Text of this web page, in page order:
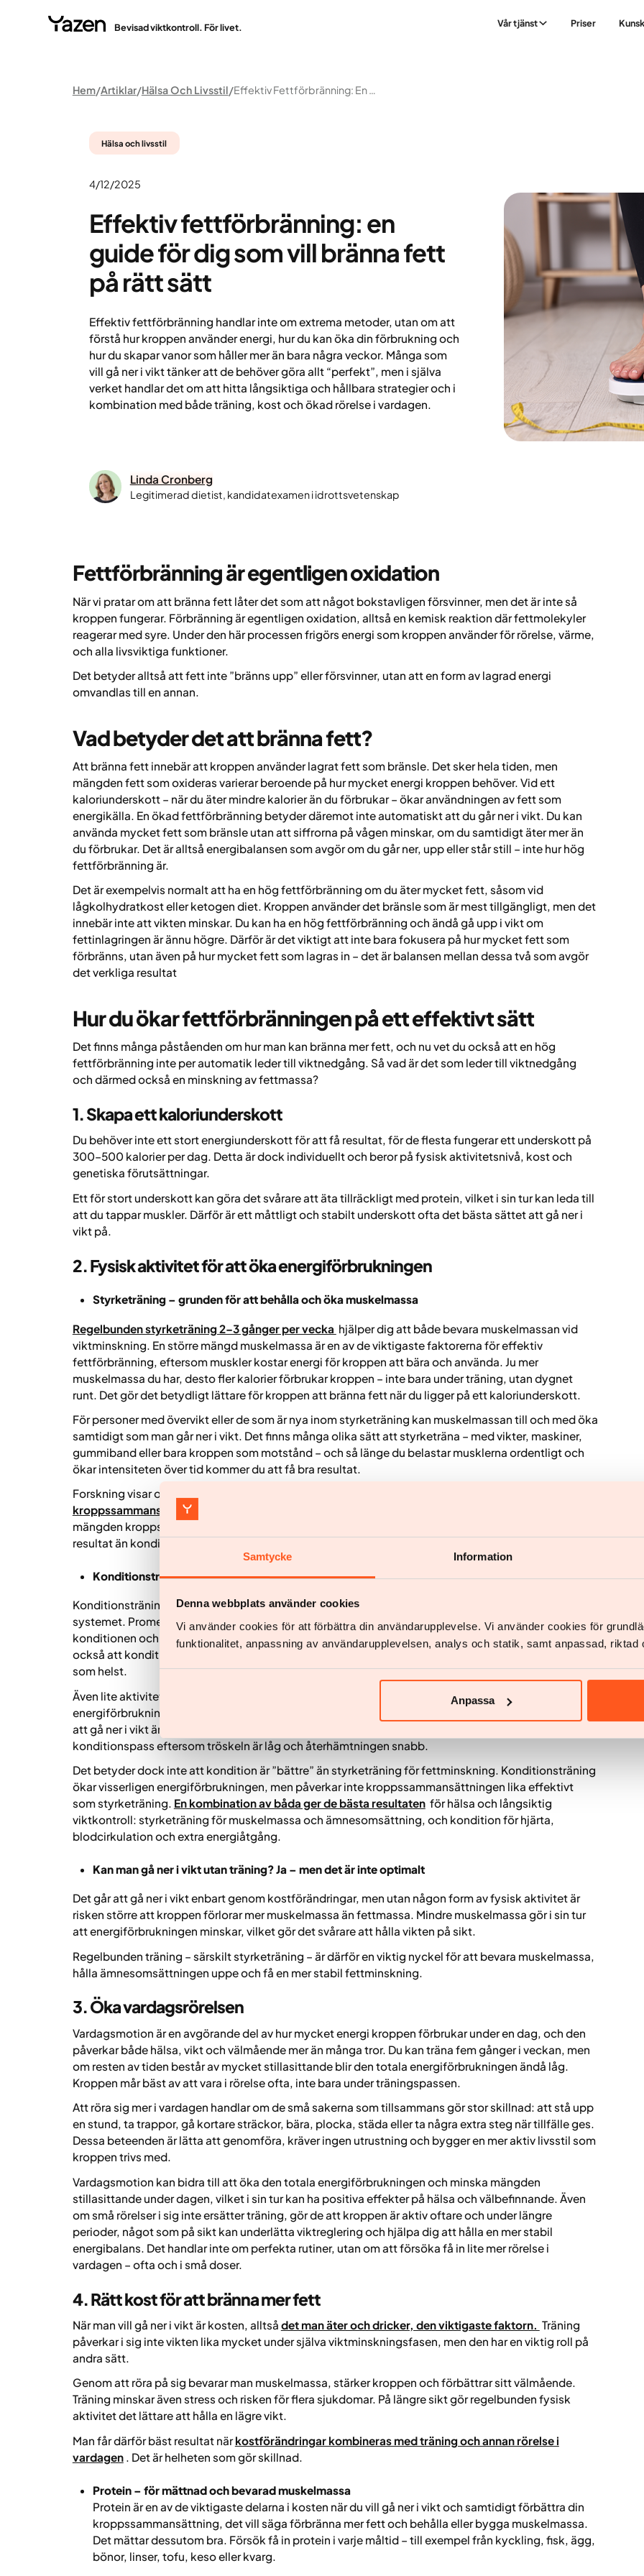
Samtycke Information
Denna webbplats använder cookies
Vi använder cookies för att förbättra din användarupplevelse. Vi använder cookies för
funktionalitet, anpassning av användarupplevelsen, analys och statik, samt anpassad, riktad
Anpassa
Bevisad viktkontroll. För livet. Vår tjänst Priser
Hem Artiklar Hälsa Och Livsstil Effektiv Fettförbränning: En Guide För Dig Som Vill Bränna Fett På Rätt Sätt
Hälsa och livsstil
4/12/2025
Effektiv fettförbränning: en
guide för dig som vill bränna fett
på rätt sätt
Effektiv fettförbränning handlar inte om extrema metoder, utan om att
förstå hur kroppen använder energi, hur du kan öka din förbrukning och
hur du skapar vanor som håller mer än bara några veckor. Många som
vill gå ner i vikt tänker att de behöver göra allt “perfekt”, men i själva
verket handlar det om att hitta långsiktiga och hållbara strategier och i
kombination med både träning, kost och ökad rörelse i vardagen.
Linda Cronberg
Legitimerad dietist, kandidatexamen i idrottsvetenskap
Fettförbränning är egentligen oxidation
När vi pratar om att bränna fett låter det som att något bokstavligen försvinner, men det är inte så
kroppen fungerar. Förbränning är egentligen oxidation, alltså en kemisk reaktion där fettmolekyler
reagerar med syre. Under den här processen frigörs energi som kroppen använder för rörelse, värme,
och alla livsviktiga funktioner.
Det betyder alltså att fett inte ”bränns upp” eller försvinner, utan att en form av lagrad energi
omvandlas till en annan.
Vad betyder det att bränna fett?
Att bränna fett innebär att kroppen använder lagrat fett som bränsle. Det sker hela tiden, men
mängden fett som oxideras varierar beroende på hur mycket energi kroppen behöver. Vid ett
kaloriunderskott – när du äter mindre kalorier än du förbrukar – ökar användningen av fett som
energikälla. En ökad fettförbränning betyder däremot inte automatiskt att du går ner i vikt. Du kan
använda mycket fett som bränsle utan att siffrorna på vågen minskar, om du samtidigt äter mer än
du förbrukar. Det är alltså energibalansen som avgör om du går ner, upp eller står still – inte hur hög
fettförbränning är.
Det är exempelvis normalt att ha en hög fettförbränning om du äter mycket fett, såsom vid
lågkolhydratkost eller ketogen diet. Kroppen använder det bränsle som är mest tillgängligt, men det
innebär inte att vikten minskar. Du kan ha en hög fettförbränning och ändå gå upp i vikt om
fettinlagringen är ännu högre. Därför är det viktigt att inte bara fokusera på hur mycket fett som
förbränns, utan även på hur mycket fett som lagras in – det är balansen mellan dessa två som avgör
det verkliga resultat
Hur du ökar fettförbränningen på ett effektivt sätt
Det finns många påståenden om hur man kan bränna mer fett, och nu vet du också att en hög
fettförbränning inte per automatik leder till viktnedgång. Så vad är det som leder till viktnedgång
och därmed också en minskning av fettmassa?
1. Skapa ett kaloriunderskott
Du behöver inte ett stort energiunderskott för att få resultat, för de flesta fungerar ett underskott på
300–500 kalorier per dag. Detta är dock individuellt och beror på fysisk aktivitetsnivå, kost och
genetiska förutsättningar.
Ett för stort underskott kan göra det svårare att äta tillräckligt med protein, vilket i sin tur kan leda till
att du tappar muskler. Därför är ett måttligt och stabilt underskott ofta det bästa sättet att gå ner i
vikt på.
2. Fysisk aktivitet för att öka energiförbrukningen
Styrketräning – grunden för att behålla och öka muskelmassa
Regelbunden styrketräning 2–3 gånger per vecka hjälper dig att både bevara muskelmassan vid
viktminskning. En större mängd muskelmassa är en av de viktigaste faktorerna för effektiv
fettförbränning, eftersom muskler kostar energi för kroppen att bära och använda. Ju mer
muskelmassa du har, desto fler kalorier förbrukar kroppen – inte bara under träning, utan dygnet
runt. Det gör det betydligt lättare för kroppen att bränna fett när du ligger på ett kaloriunderskott.
För personer med övervikt eller de som är nya inom styrketräning kan muskelmassan till och med öka
samtidigt som man går ner i vikt. Det finns många olika sätt att styrketräna – med vikter, maskiner,
gummiband eller bara kroppen som motstånd – och så länge du belastar musklerna ordentligt och
ökar intensiteten över tid kommer du att få bra resultat.
Forskning visar också att
kroppssammansättningen.
mängden kroppsfett samtidigt som muskelmassan bevaras eller ökar, vilket ger bättre långsiktiga
resultat än konditionsträning ensam.
Konditionsträning – extra energi­förbrukning
Konditionsträning är ett bra komplement till styrketräning och viktigt för det kardiovaskulära
systemet. Promenader, cykling, löpning eller snabb gång ökar energiförbrukningen, förbättrar
konditionen och ger extra kaloriförbränning som på sikt stöttar viktminskningen. Många tycker
också att konditionsträning är smidigt eftersom den är lätt att anpassa och kan göras nästan var
som helst.
Även lite aktivitet är bättre än inget. Korta pass under dagen kan göra stor skillnad för
energiförbrukningen, stressnivåerna och hur lätt du håller fast vid din kost. Den bästa träningen för
att gå ner i vikt är den som faktiskt blir av – och här vinner ofta promenader, cykling eller lättare
konditionspass eftersom tröskeln är låg och återhämtningen snabb.
Det betyder dock inte att kondition är ”bättre” än styrketräning för fettminskning. Konditionsträning
ökar visserligen energiförbrukningen, men påverkar inte kroppssammansättningen lika effektivt
som styrketräning. En kombination av båda ger de bästa resultaten för hälsa och långsiktig
viktkontroll: styrketräning för muskelmassa och ämnesomsättning, och kondition för hjärta,
blodcirkulation och extra energiåtgång.
Kan man gå ner i vikt utan träning? Ja – men det är inte optimalt
Det går att gå ner i vikt enbart genom kostförändringar, men utan någon form av fysisk aktivitet är
risken större att kroppen förlorar mer muskelmassa än fettmassa. Mindre muskelmassa gör i sin tur
att energiförbrukningen minskar, vilket gör det svårare att hålla vikten på sikt.
Regelbunden träning – särskilt styrketräning – är därför en viktig nyckel för att bevara muskelmassa,
hålla ämnesomsättningen uppe och få en mer stabil fettminskning.
3. Öka vardagsrörelsen
Vardagsmotion är en avgörande del av hur mycket energi kroppen förbrukar under en dag, och den
påverkar både hälsa, vikt och välmående mer än många tror. Du kan träna fem gånger i veckan, men
om resten av tiden består av mycket stillasittande blir den totala energiförbrukningen ändå låg.
Kroppen mår bäst av att vara i rörelse ofta, inte bara under träningspassen.
Att röra sig mer i vardagen handlar om de små sakerna som tillsammans gör stor skillnad: att stå upp
en stund, ta trappor, gå kortare sträckor, bära, plocka, städa eller ta några extra steg när tillfälle ges.
Dessa beteenden är lätta att genomföra, kräver ingen utrustning och bygger en mer aktiv livsstil som
kroppen trivs med.
Vardagsmotion kan bidra till att öka den totala energiförbrukningen och minska mängden
stillasittande under dagen, vilket i sin tur kan ha positiva effekter på hälsa och välbefinnande. Även
om små rörelser i sig inte ersätter träning, gör de att kroppen är aktiv oftare och under längre
perioder, något som på sikt kan underlätta viktreglering och hjälpa dig att hålla en mer stabil
energibalans. Det handlar inte om perfekta rutiner, utan om att försöka få in lite mer rörelse i
vardagen – ofta och i små doser.
4. Rätt kost för att bränna mer fett
När man vill gå ner i vikt är kosten, alltså det man äter och dricker, den viktigaste faktorn. Träning
påverkar i sig inte vikten lika mycket under själva viktminskningsfasen, men den har en viktig roll på
andra sätt.
Genom att röra på sig bevarar man muskelmassa, stärker kroppen och förbättrar sitt välmående.
Träning minskar även stress och risken för flera sjukdomar. På längre sikt gör regelbunden fysisk
aktivitet det lättare att hålla en lägre vikt.
Man får därför bäst resultat närkostförändringar kombineras med träning och annan rörelse i
vardagen . Det är helheten som gör skillnad.
Protein – för mättnad och bevarad muskelmassa
Protein är en av de viktigaste delarna i kosten när du vill gå ner i vikt och samtidigt förbättra din
kroppssammansättning, det vill säga förbränna mer fett och behålla eller bygga muskelmassa.
Det mättar dessutom bra. Försök få in protein i varje måltid – till exempel från kyckling, fisk, ägg,
bönor, linser, tofu, keso eller kvarg.